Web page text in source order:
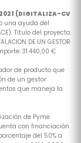
2021 (DIGITALIZA-CV
una ayuda del
Titulo del proyecto:
DE UN GESTOR
31.440,00 €
de producto que
de un gestor
que maneja la
de Pyme
con financiación
del 50% a